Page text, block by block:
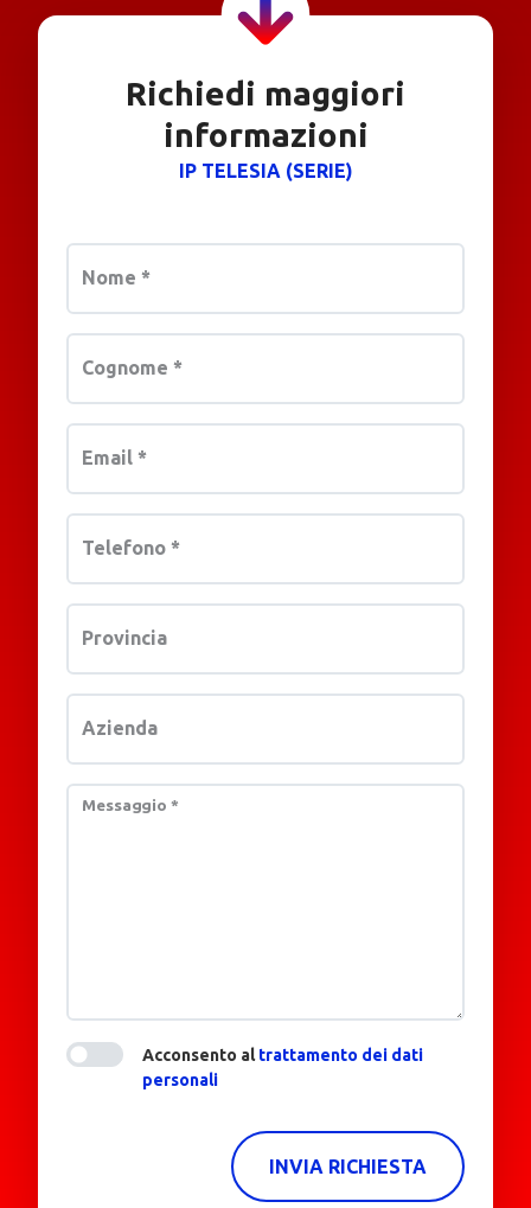
Richiedi maggiori
informazioni
IP TELESIA (SERIE)
Nome *
Cognome *
Email *
Telefono *
Provincia
Azienda
Messaggio *
Acconsento altrattamento dei dati
personali
INVIA RICHIESTA